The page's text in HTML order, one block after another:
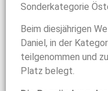
Sonderkategorie
Beim diesjährigen
Daniel, in der
teilgenommen und
Platz belegt.